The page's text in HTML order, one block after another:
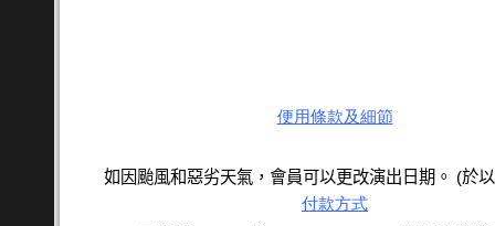
便用條款及細節
如因 颱風和惡劣天氣，會員可以更改演出日期 。 (於
付款方式